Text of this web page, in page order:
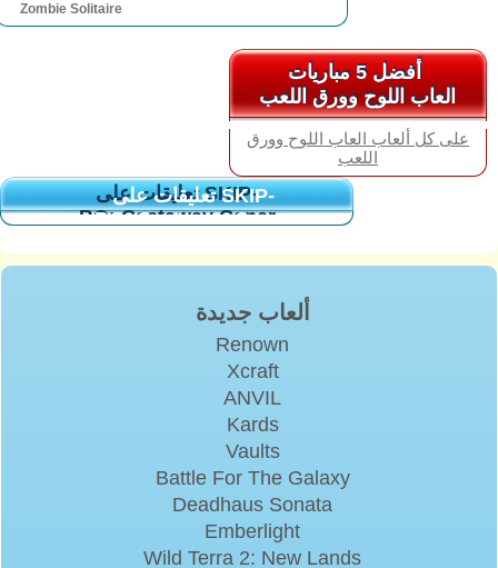
Zombie Solitaire
أفضل 5 مبارياتأفضل 5 مباريات
العاب اللوح وورق اللعب
العاب اللوح وورق اللعب
على كل ألعاب العاب اللوح وورق
اللعب
تعليقات على SKIP-
BO: Castaway Caper
تعليقات على SKIP-
BO: Castaway Caper
ألعاب جديدة
Renown
Xcraft
ANVIL
Kards
Vaults
Battle For The Galaxy
Deadhaus Sonata
Emberlight
Wild Terra 2: New Lands